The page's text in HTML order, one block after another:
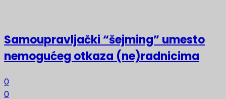
Samoupravljački “šejming” umesto
nemogućeg otkaza (ne)radnicima
0
0